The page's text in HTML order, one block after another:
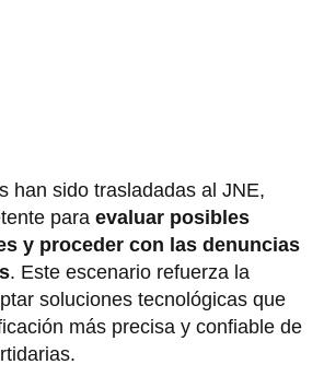
han sido trasladadas al JNE,
para evaluar posibles
y proceder con las denuncias
. Este escenario refuerza la
soluciones tecnológicas que
más precisa y confiable de